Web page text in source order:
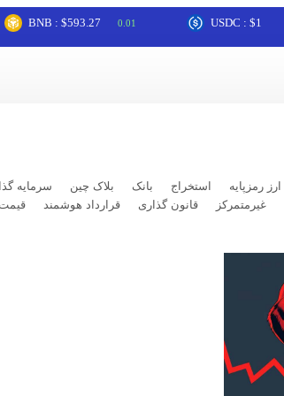
: $593.27 0.01 USDC : $1
ارز رمزپایه استخراج بانک بلاک چین سرمایه
غیرمتمرکز قانون گذاری قرارداد هوشمند